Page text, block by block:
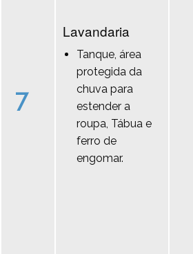
7
Lavandaria
Tanque, área
protegida da
chuva para
estender a
roupa, Tábua e
ferro de
engomar.